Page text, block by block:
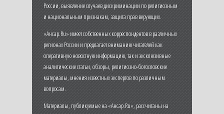
России, выявление случаев дискриминации по религиозным
и национальным признакам, защита прав верующих.
«Ансар.Ru» имеет собственных корреспондентов в различных
регионах России и предлагает вниманию читателей как
оперативную новостную информацию, так и эксклюзивные
аналитические статьи, обзоры, религиозно-богословские
материалы, мнения известных экспертов по различным
вопросам.
Материалы, публикуемые на «Ансар.Ru», рассчитаны на